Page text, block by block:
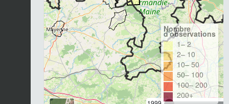
Nombre
d'observations
1– 2
2– 10
10– 50
50– 100
100– 200
200+